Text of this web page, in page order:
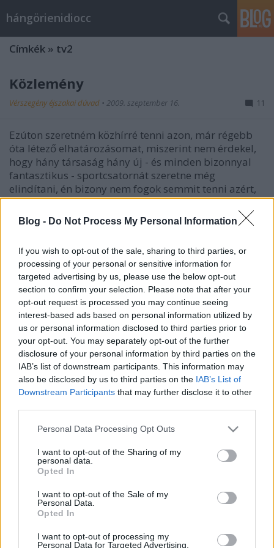
Blog - Do Not Process My Personal Information
If you wish to opt-out of the sale, sharing to third parties, or
processing of your personal or sensitive information for
targeted advertising by us, please use the below opt-out
section to confirm your selection. Please note that after your
opt-out request is processed you may continue seeing
interest-based ads based on personal information utilized by
us or personal information disclosed to third parties prior to
your opt-out. You may separately opt-out of the further
disclosure of your personal information by third parties on the
IAB’s list of downstream participants. This information may
also be disclosed by us to third parties on the IAB’s List of
Downstream Participants that may further disclose it to other
Please note that this website/app uses one or more Google
not limited to your visit or usage behaviour. You may click to
grant or deny consent to Google and its third-party tags to
use your data for below specified purposes in below Google
consent section.
Personal Data Processing Opt Outs
I want to opt-out of the Sharing of my
personal data.
Opted In
I want to opt-out of the Sale of my
Personal Data.
Opted In
I want to opt-out of processing my
Personal Data for Targeted Advertising.
hángörienidiocc
Címkék » tv2
Közlemény
Vérszegény éjszakai dúvad • 2009. szeptember 16. 11
Ezúton szeretném közhírré tenni azon, már régebb
óta létező elhatározásomat, miszerint nem érdekel,
hogy hány társaság hány új - és minden bizonnyal
fantasztikus - sportcsatornát szeretne még
elindítani, én bizony nem fogok semmit tenni azért,
hogy az az új - és minden…
Vérszegény éjszakai dúvad •2008. július 15.
Van az úgy néha, hogy időnként belefutok a
kereskedelmi média esti műsorsávjának valamelyik
programjába. Ez így történt ma is, vacsorázás
közben belenéztem a TV2 Hal a tortán című
műsorába. Egész addig néztem, amíg Karafiáth
Orsolya okfejtése nyomán azt nem éreztem, hogy…
A szerkesztés ára
Vérszegény éjszakai dúvad•2008. június 05.
jelenségeire koncentráló bejegyzéssel gondoltam
nekivágni a nyárnak, azonban tegnap olyat tettem,
amit idén még csak egyszer, és ami mellett nem
mehetek el szó nélkül, úgyhogy az
ólvéjszlúkondebrájtszájdoflájf jellegű…
A nagy hízás